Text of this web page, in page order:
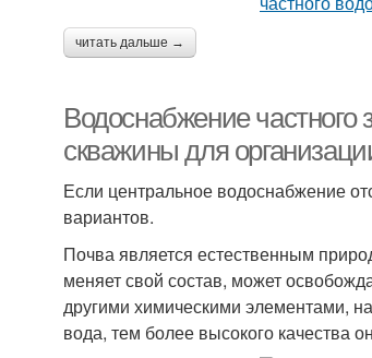
читать дальше →
Водоснабжение частного
скважины для
Если центральное водоснабжение
вариантов.
Почва является естественным
меняет свой состав, может
другими химическими элементами,
вода, тем более высокого качества